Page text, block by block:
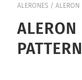
ALERONES/ ALERON
ALERON